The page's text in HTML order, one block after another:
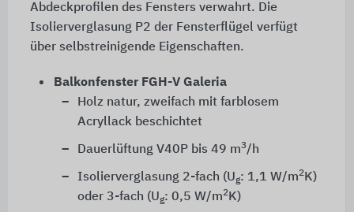
Abdeckprofilen des Fensters verwahrt. Die
Isolierverglasung P2 der Fensterflügel verfügt
über selbstreinigende Eigenschaften.
Balkonfenster FGH-V Galeria
Holz natur, zweifach mit farblosem
Acryllack beschichtet
Dauerlüftung V40P bis 49 m3/h
Isolierverglasung 2-fach (Ug: 1,1 W/m2K)
oder 3-fach (Ug: 0,5 W/m2K)